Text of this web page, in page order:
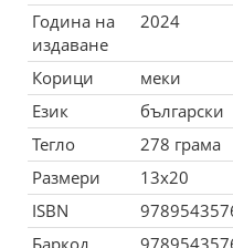
Година на
издаване
2024
Корици
меки
Език
български
Тегло
278 грама
Размери
13x20
ISBN
Баркод